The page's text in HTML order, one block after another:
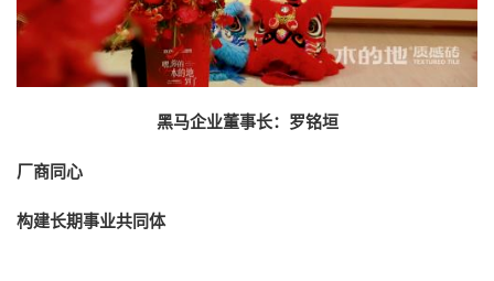
黑马企业董事长： 罗铭垣
厂商同心
构建长期事业共同体